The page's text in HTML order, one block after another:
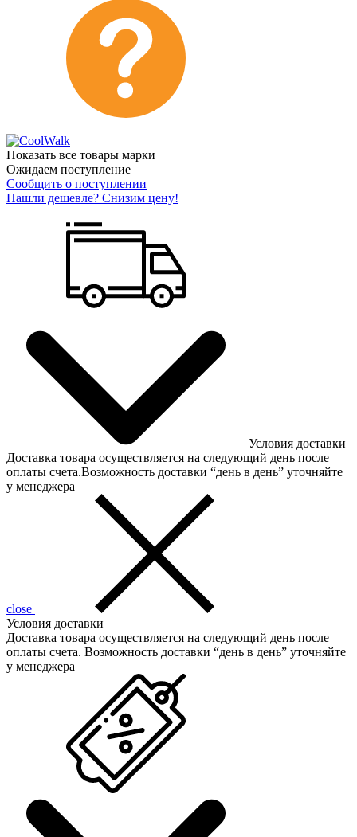
Показать все товары марки
Ожидаем поступление
Сообщить о поступлении
Нашли дешевле? Снизим цену!
Условия доставки
Доставка товара осуществляется на следующий день после
оплаты счета.Возможность доставки “день в день” уточняйте
у менеджера
close
Условия доставки
Доставка товара осуществляется на следующий день после
оплаты счета. Возможность доставки “день в день” уточняйте
у менеджера